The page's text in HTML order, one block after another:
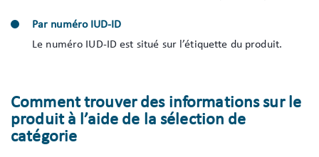
Par numéro IUD-ID
Le numéro IUD-ID est situé sur l’étiquette du produit.
Comment trouver des informations sur le
produit à l’aide de la sélection de
catégorie